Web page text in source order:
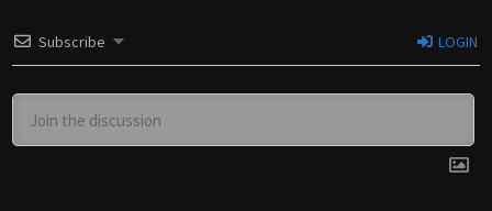
Subscribe LOGIN